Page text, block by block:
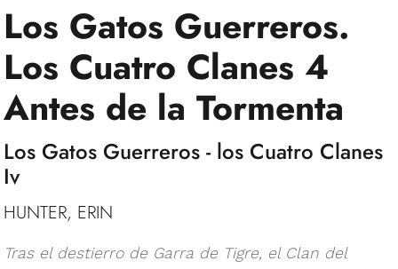
Los Gatos Guerreros.
Los Cuatro Clanes 4
Antes de la Tormenta
Los Gatos Guerreros - los Cuatro Clanes
Iv
HUNTER, ERIN
Tras el destierro de Garra de Tigre, el Clan del